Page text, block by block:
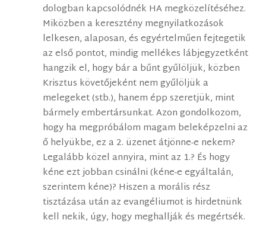
dologban kapcsolódnék HA megközelítéséhez.
Miközben a keresztény megnyilatkozások
lelkesen, alaposan, és egyértelműen fejtegetik
az első pontot, mindig mellékes lábjegyzetként
hangzik el, hogy bár a bűnt gyűlöljük, közben
Krisztus követőjeként nem gyűlöljük a
melegeket (stb.), hanem épp szeretjük, mint
bármely embertársunkat. Azon gondolkozom,
hogy ha megpróbálom magam beleképzelni az
ő helyükbe, ez a 2. üzenet átjönne-e nekem?
Legalább közel annyira, mint az 1.? És hogy
kéne ezt jobban csinálni (kéne-e egyáltalán,
szerintem kéne)? Hiszen a morális rész
tisztázása után az evangéliumot is hirdetnünk
kell nekik, úgy, hogy meghallják és megértsék.